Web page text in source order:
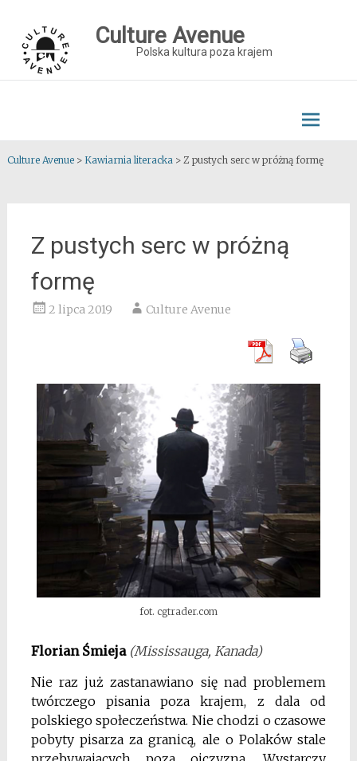
content
Culture Avenue
Polska kultura poza krajem
Culture Avenue> Kawiarnia literacka> Z pustych serc w próżną formę
Z pustych serc w próżną
formę
2 lipca 2019 Culture Avenue
fot. cgtrader.com
Florian Śmieja (Mississauga, Kanada)
Nie raz już zastanawiano się nad problemem
twórczego pisania poza krajem, z dala od
polskiego społeczeństwa. Nie chodzi o czasowe
pobyty pisarza za granicą, ale o Polaków stale